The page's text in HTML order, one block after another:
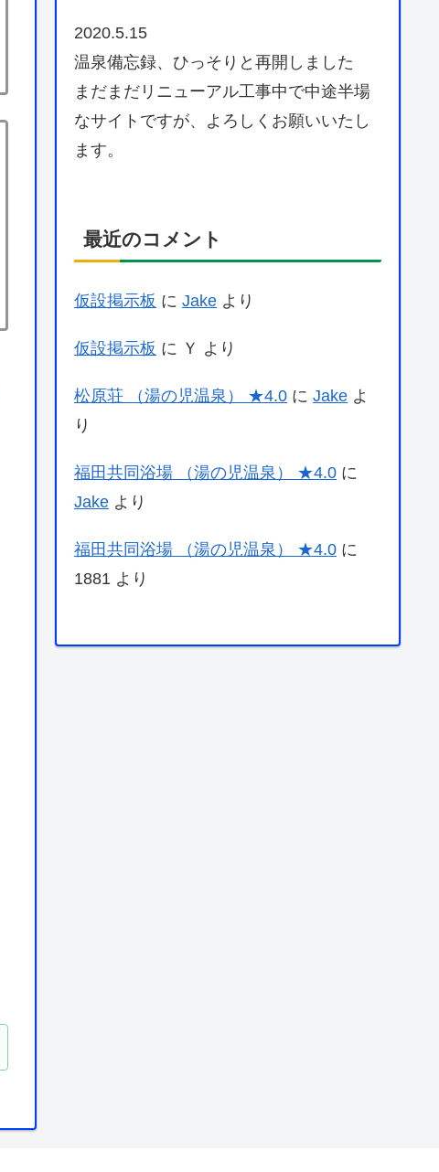
2020.5.15
温泉備忘録、ひっそりと再開しました
まだまだリニューアル工事中で中途半場
なサイトですが、よろしくお願いいたし
ます。
最近のコメント
仮設掲示板 に Jake より
仮設掲示板 に Ｙ より
松原荘 （湯の児温泉） ★4.0 に Jake よ
り
福田共同浴場 （湯の児温泉） ★4.0 に
Jake より
福田共同浴場 （湯の児温泉） ★4.0 に
1881 より